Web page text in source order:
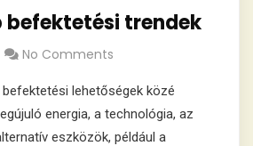
befektetési trendek
No Comments
lehetőségek közé
energia, a technológia, az
eszközök, például a